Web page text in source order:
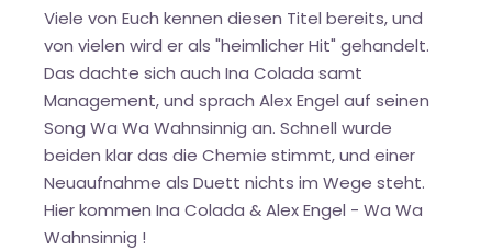
Viele von Euch kennen diesen Titel bereits, und
von vielen wird er als "heimlicher Hit" gehandelt.
Das dachte sich auch Ina Colada samt
Management, und sprach Alex Engel auf seinen
Song Wa Wa Wahnsinnig an. Schnell wurde
beiden klar das die Chemie stimmt, und einer
Neuaufnahme als Duett nichts im Wege steht.
Hier kommen Ina Colada & Alex Engel - Wa Wa
Wahnsinnig !